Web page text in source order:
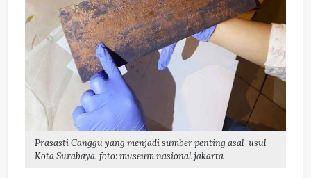
Prasasti Canggu yang menjadi sumber penting asal-usul
Kota Surabaya. foto: museum nasional jakarta